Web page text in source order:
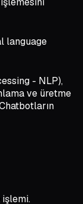
language
- NLP),
ve üretme